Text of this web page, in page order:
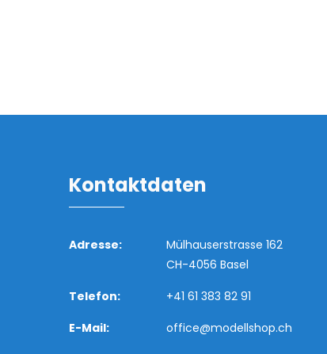
Kontaktdaten
Adresse:
Mülhauserstrasse 162
CH-4056 Basel
Telefon:
+41 61 383 82 91
E-Mail:
office@modellshop.ch